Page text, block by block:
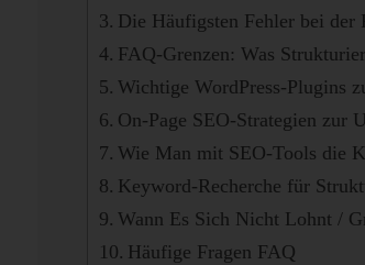
Die Häufigsten Fehler bei
FAQ-Grenzen: Was
Wichtige WordPress-Plugins
On-Page SEO-Strategien zur
Wie Man mit SEO-Tools die
Keyword-Recherche für
Wann Es Sich Nicht Lohnt /
Häufige Fragen FAQ